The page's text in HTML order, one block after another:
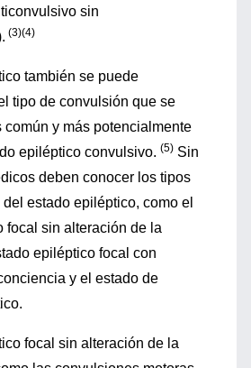
sin
(3)(4)
también se puede
tipo de convulsión que se
común y más potencialmente
epiléptico convulsivo. (5) Sin
deben conocer los tipos
estado epiléptico, como el
focal sin alteración de la
epiléptico focal con
y el estado de
focal sin alteración de la